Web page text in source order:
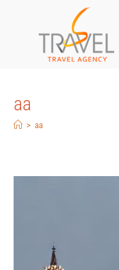
aa
> aa